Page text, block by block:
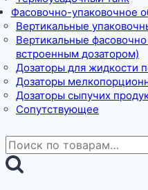
Фасовочно-упаковочное
Вертикальные
Вертикальные
встроенным дозатором)
Дозаторы для жидкости
Дозаторы
Дозаторы сыпучих
Сопутствующее
Искать: